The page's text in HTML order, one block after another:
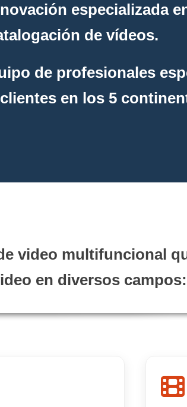
especializada
de vídeos.
de profesionales
en los 5
video multifuncional
en diversos campos: